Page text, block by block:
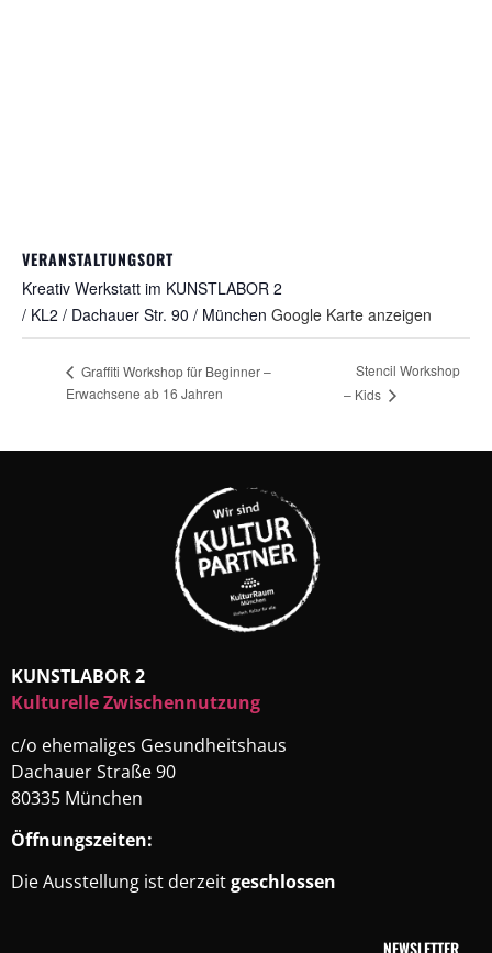
VERANSTALTUNGSORT
Kreativ Werkstatt im KUNSTLABOR 2
/ KL2 / Dachauer Str. 90 / München Google Karte anzeigen
Graffiti Workshop für Beginner –
Erwachsene ab 16 Jahren
Stencil Workshop
– Kids
KUNSTLABOR 2
Kulturelle Zwischennutzung
c/o ehemaliges Gesundheitshaus
Dachauer Straße 90
80335 München
Öffnungszeiten:
Die Ausstellung ist derzeitgeschlossen
NEWSLETTER